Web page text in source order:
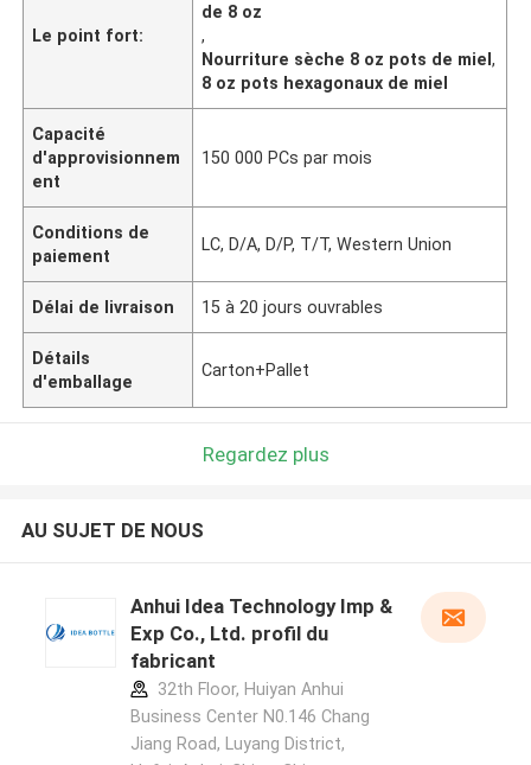
Le point fort:
de 8 oz
,
Nourriture sèche 8 oz pots de miel,
8 oz pots hexagonaux de miel
Capacité
d'approvisionnem
ent
150 000 PCs par mois
Conditions de
paiement
LC, D/A, D/P, T/T, Western Union
Délai de livraison 15 à 20 jours ouvrables
Détails
d'emballage
Carton+Pallet
Regardez plus
AU SUJET DE NOUS
Anhui Idea Technology Imp &
Exp Co., Ltd. profil du
fabricant
32th Floor, Huiyan Anhui
Business Center N0.146 Chang
Jiang Road, Luyang District,